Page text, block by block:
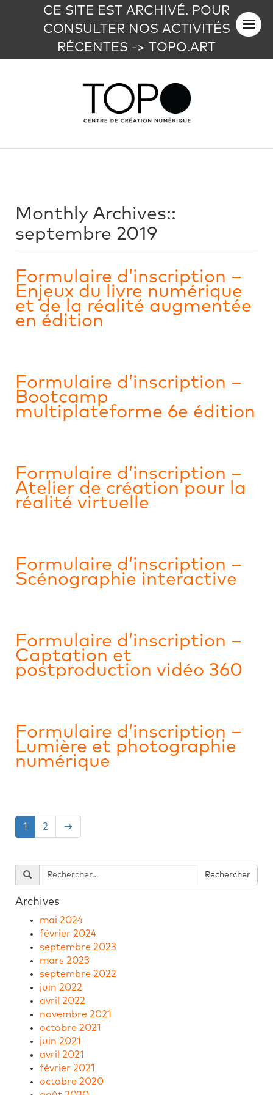
CE SITE EST ARCHIVÉ. POUR
CONSULTER NOS ACTIVITÉS
RÉCENTES -> TOPO.ART
Monthly Archives::
septembre 2019
Formulaire d’inscription –
Enjeux du livre numérique
et de la réalité augmentée
en édition
Formulaire d’inscription –
Bootcamp
multiplateforme 6e édition
Formulaire d’inscription –
Atelier de création pour la
réalité virtuelle
Formulaire d’inscription –
Scénographie interactive
Formulaire d’inscription –
Captation et
postproduction vidéo 360
Formulaire d’inscription –
Lumière et photographie
numérique
1 2 →
Archives
mai 2024
février 2024
septembre 2023
mars 2023
septembre 2022
juin 2022
avril 2022
novembre 2021
octobre 2021
juin 2021
avril 2021
février 2021
octobre 2020